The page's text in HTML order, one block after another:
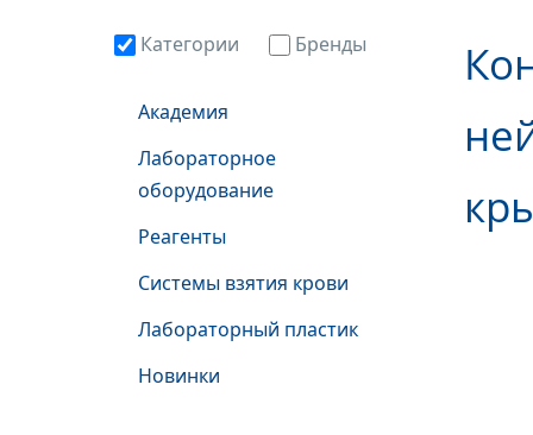
Категории Бренды
Академия
Лабораторное
оборудование
Реагенты
Системы взятия крови
Лабораторный пластик
Новинки